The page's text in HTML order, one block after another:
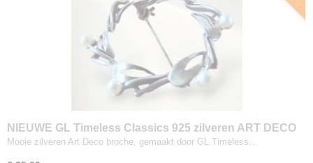
NIEUWE GL Timeless Classics 925 zilveren ART DECO
cirkel broche met parels
Mooie zilveren Art Deco broche, gemaakt door GL Timeless…